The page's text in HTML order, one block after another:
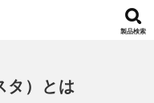
製品検索
タ）とは